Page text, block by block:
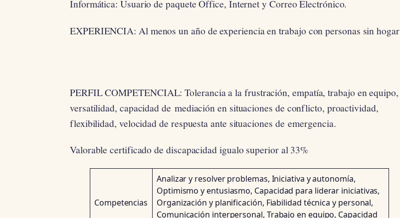
Informática: Usuario de paquete Office, Internet y Correo Electrónico.
EXPERIENCIA: Al menos un año de experiencia en trabajo con personas sin hogar
PERFIL COMPETENCIAL: Tolerancia a la frustración, empatía, trabajo en equipo,
versatilidad, capacidad de mediación en situaciones de conflicto, proactividad,
flexibilidad, velocidad de respuesta ante situaciones de emergencia.
Valorable certificado de discapacidad igualo superior al 33%
Competencias
Analizar y resolver problemas, Iniciativa y autonomía,
Optimismo y entusiasmo, Capacidad para liderar iniciativas,
Organización y planificación, Fiabilidad técnica y personal,
Comunicación interpersonal, Trabajo en equipo, Capacidad